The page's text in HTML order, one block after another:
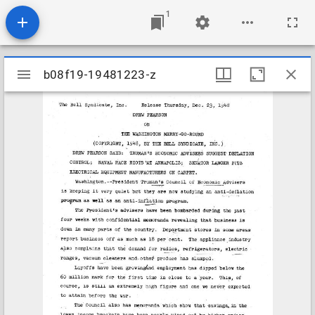
1
Mirador
viewer
b08f19-19481223-z
b08f19-19481223-z